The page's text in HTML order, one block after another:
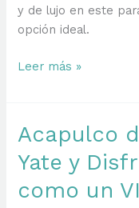
y de lujo en este
opción ideal.
Renta
Acapulco
y
una
Leer más »
Acapulco
Yate y
como un